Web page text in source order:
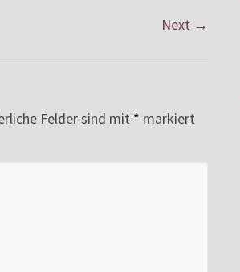
Next →
Felder sind mit * markiert